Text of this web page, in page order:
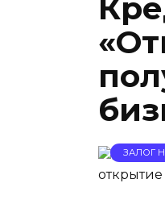
ЗАЛОГ